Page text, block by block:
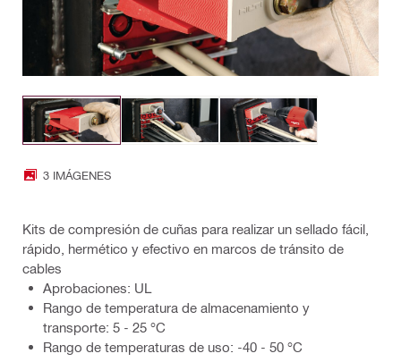
3 IMÁGENES
Kits de compresión de cuñas para realizar un sellado fácil,
rápido, hermético y efectivo en marcos de tránsito de
cables
Aprobaciones: UL
Rango de temperatura de almacenamiento y
transporte: 5 - 25 °C
Rango de temperaturas de uso: -40 - 50 °C